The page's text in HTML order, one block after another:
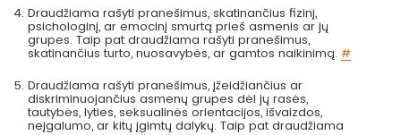
Draudžiama rašyti pranešimus, skatinančius fizinį,
psichologinį, ar emocinį smurtą prieš asmenis ar jų
grupes. Taip pat draudžiama rašyti pranešimus,
skatinančius turto, nuosavybės, ar gamtos naikinimą.#
Draudžiama rašyti pranešimus, įžeidžiančius ar
diskriminuojančius asmenų grupes dėl jų rasės,
tautybės, lyties, seksualinės orientacijos, išvaizdos,
neįgalumo, ar kitų įgimtų dalykų. Taip pat draudžiama